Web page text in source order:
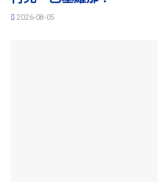
2026-08-05